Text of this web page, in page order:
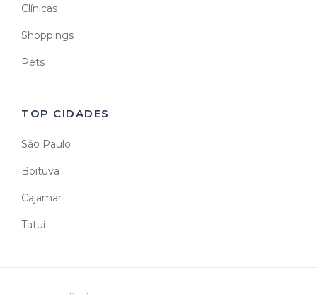
Clínicas
Shoppings
Pets
TOP CIDADES
São Paulo
Boituva
Cajamar
Tatuí